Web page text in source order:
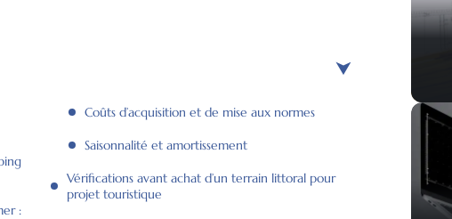
:
Coûts d’acquisition et de mise aux normes
Saisonnalité et amortissement
Vérifications avant achat d’un terrain littoral pour
projet touristique